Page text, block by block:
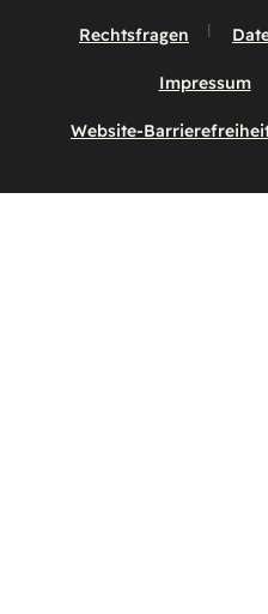
Rechtsfragen
Impressum
Website-